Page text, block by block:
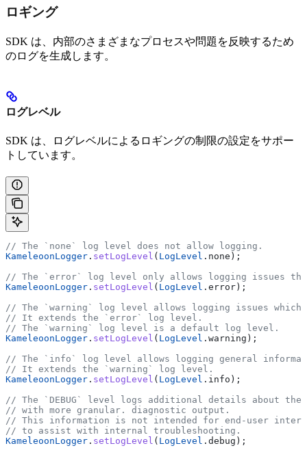
ロギング
SDK は、内部のさまざまなプロセスや問題を反映するため
のログを生成します。
ログレベル
SDK は、ログレベルによるロギングの制限の設定をサポー
トしています。
// The `none` log level does not allow logging.
KameleoonLogger . setLogLevel ( LogLevel .none);
// The `error` log level only allows logging issues
KameleoonLogger . setLogLevel ( LogLevel .error);
// The `warning` log level allows logging issues
// It extends the `error` log level.
// The `warning` log level is a default log level.
KameleoonLogger . setLogLevel ( LogLevel .warning);
// The `info` log level allows logging general
// It extends the `warning` log level.
KameleoonLogger . setLogLevel ( LogLevel .info);
// The `DEBUG` level logs additional details about the
// with more granular. diagnostic output.
// This information is not intended for end-user
// to assist with internal troubleshooting.
KameleoonLogger . setLogLevel ( LogLevel .debug);